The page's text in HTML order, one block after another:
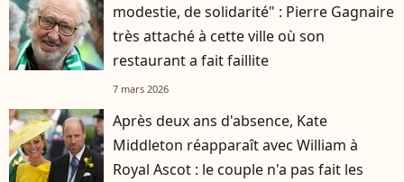
modestie, de solidarité" : Pierre Gagnaire
très attaché à cette ville où son
restaurant a fait faillite
7 mars 2026
Après deux ans d'absence, Kate
Middleton réapparaît avec William à
Royal Ascot : le couple n'a pas fait les